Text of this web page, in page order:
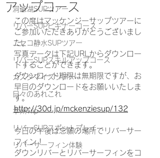
洞爺湖SUPツアー
リバーSUPビギナーコース
ニセコ静水SUPツアー
リバーSUPスキルアップコース
カスタマイズツアー
日々のあれこれ
本州Trip
リバーSUPスポットプレイ
リバーサーフィン体験
アップコース
この度はマッケンジーサップツアーに
ご参加いただきありがとうございまし
た。
写真データは下記URLからダウンロー
ドすることができます。
ダウンロード期限は無期限ですが、お
早目のダウンロードをお願いいたしま
す。
http://30d.jp/mckenziesup/132
今日の午後は念願の場所でリバーサー
フィン！
ダウンリバーとリバーサーフィンをコ